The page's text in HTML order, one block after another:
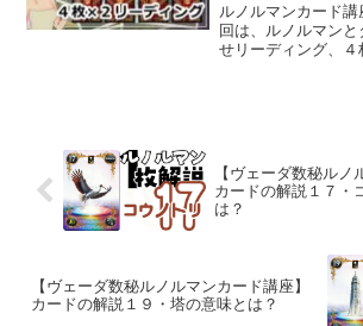
ルノルマンカード
回は、ルノルマン
せリーディング、４
【ヴェーダ数秘ルノ
カードの解説１７・
は？
【ヴェーダ数秘ルノルマンカード講座】
カードの解説１９・塔の意味とは？